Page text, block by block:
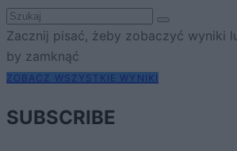
Zacznij pisać, żeby zobaczyć wyniki
by zamknąć
ZOBACZ WSZYSTKIE WYNIKI
SUBSCRIBE